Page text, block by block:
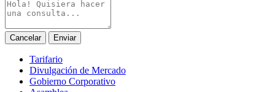
Cancelar Enviar
Tarifario
Divulgación de Mercado
Gobierno Corporativo